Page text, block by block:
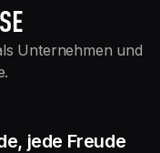
Unternehmen und
jede Freude